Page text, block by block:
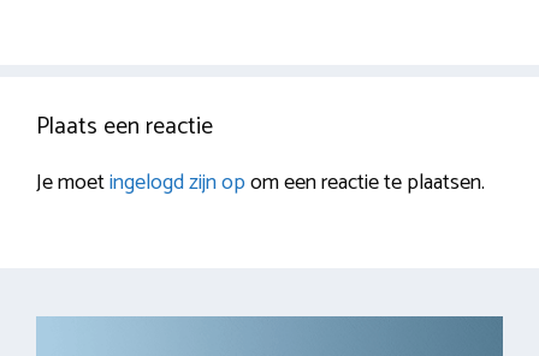
Plaats een reactie
Je moetingelogd zijn opom een reactie te plaatsen.